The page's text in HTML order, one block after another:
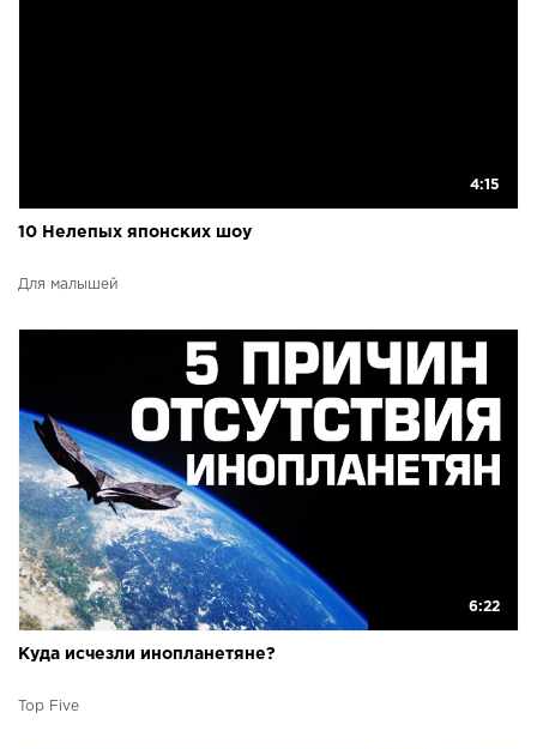
4:15
10 Нелепых японских шоу
Для малышей
6:22
Куда исчезли инопланетяне?
Top Five